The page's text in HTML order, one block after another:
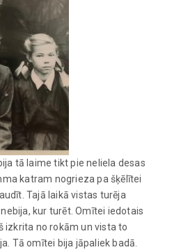
tā laime tikt pie neliela desas
katram nogrieza pa šķēlītei
Tajā laikā vistas turēja
kur turēt. Omītei iedotais
izkrita no rokām un vista to
Tā omītei bija jāpaliek badā.